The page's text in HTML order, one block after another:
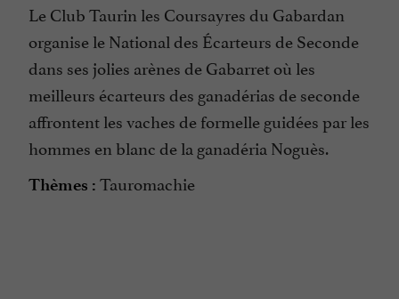
Le Club Taurin les Coursayres du Gabardan
organise le National des Écarteurs de Seconde
dans ses jolies arènes de Gabarret où les
meilleurs écarteurs des ganadérias de seconde
affrontent les vaches de formelle guidées par les
hommes en blanc de la ganadéria Noguès.
Thèmes : Tauromachie